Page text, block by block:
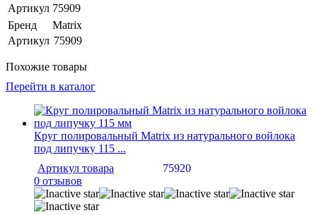
Артикул 75909
Бренд
Matrix
Артикул 75909
Похожие товары
Перейти в каталог
Круг полировальный Matrix из натурального войлока
под липучку 115 ...
Артикул товара
75920
0 отзывов